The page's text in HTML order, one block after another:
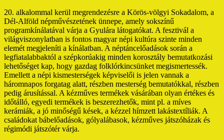
20. alkalommal kerül megrendezésre a Körös-völgyi Sokadalom, a
Dél-Alföld népművészetének ünnepe, amely sokszínű
programkínálatával várja a Gyulára látogatókat. A fesztivál a
világviszonylatban is fontos magyar népi kultúra szinte minden
elemét megjeleníti a kínálatban. A néptáncelőadások során a
legfiatalabbaktól a szépkorúakig minden korosztály bemutatkozási
lehetőséget kap, hogy gazdag folklórkincsünket megismertessék.
Emellett a népi kismesterségek képviselői is jelen vannak a
háromnapos forgatag alatt, részben mesterség bemutatókkal, részben
pedig árusítással. A kézműves termékek vásárában olyan értékes és
időtálló, egyedi termékek is beszerezhetők, mint pl. a míves
kerámiák, a jó minőségű kések, a kézzel hímzett lakástextíliák. A
családokat bábelőadások, gólyalábasok, kézműves játszóházak és
régimódi játszótér várja.